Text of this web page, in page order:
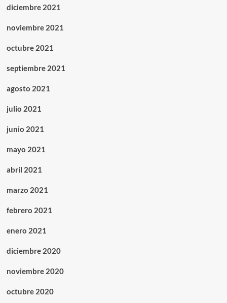
diciembre 2021
noviembre 2021
octubre 2021
septiembre 2021
agosto 2021
julio 2021
junio 2021
mayo 2021
abril 2021
marzo 2021
febrero 2021
enero 2021
diciembre 2020
noviembre 2020
octubre 2020